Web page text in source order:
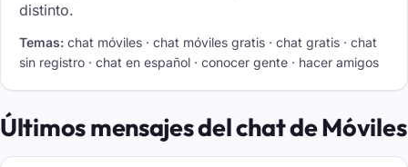
distinto.
Temas: chat móviles · chat móviles gratis · chat gratis · chat
sin registro · chat en español · conocer gente · hacer amigos
Últimos mensajes del chat de Móviles